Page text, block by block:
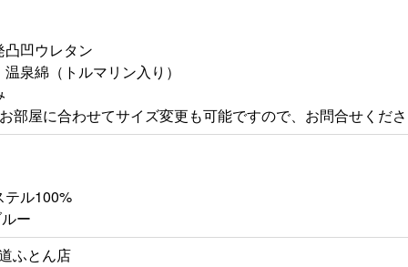
凹ウレタン
泉綿（トルマリン入り）
部屋に合わせてサイズ変更も可能ですので、お問合せくだ
テル100%
ー
ふとん店